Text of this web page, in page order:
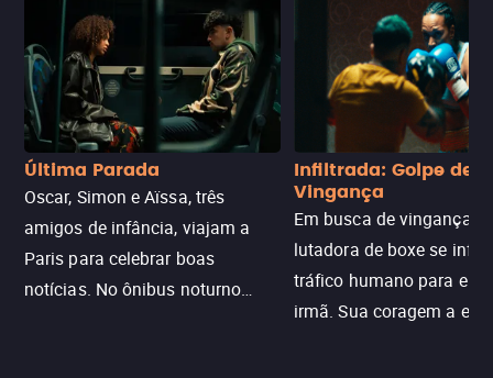
Última Parada
Oscar, Simon e Aïssa, três
amigos de infância, viajam a
Paris para celebrar boas
notícias. No ônibus noturno
Infiltrada: Golpe de
Vingança
Em busca de vingança,
lutadora de boxe se
tráfico humano para
irmã. Sua coragem a